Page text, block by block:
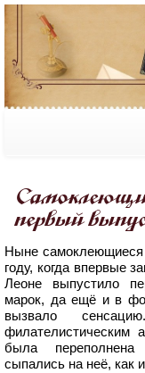
первый
Ныне самоклеющиеся
году, когда впервые
Леоне выпустило
марок, да ещё и в
вызвало
филателистическим
была
сыпались на неё, как